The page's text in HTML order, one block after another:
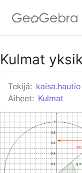
Google
GeoGebra
Kulmat
Tekijä: kaisa.hautio
Aiheet: Kulmat